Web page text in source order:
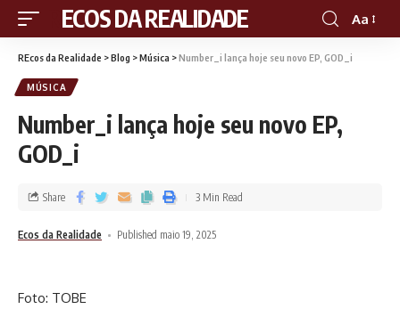
RECOS DA REALIDADE Aa
REcos da Realidade >Blog >Música >Number_i lança hoje seu novo EP, GOD_i
MÚSICA
Number_i lança hoje seu novo EP,
GOD_i
Ecos da Realidade Published maio 19, 2025
Share 3 Min Read
Foto: TOBE